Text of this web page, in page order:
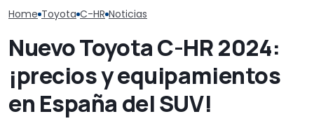
Home Toyota C-HR Noticias
Nuevo Toyota C-HR 2024:
¡precios y equipamientos
en España del SUV!